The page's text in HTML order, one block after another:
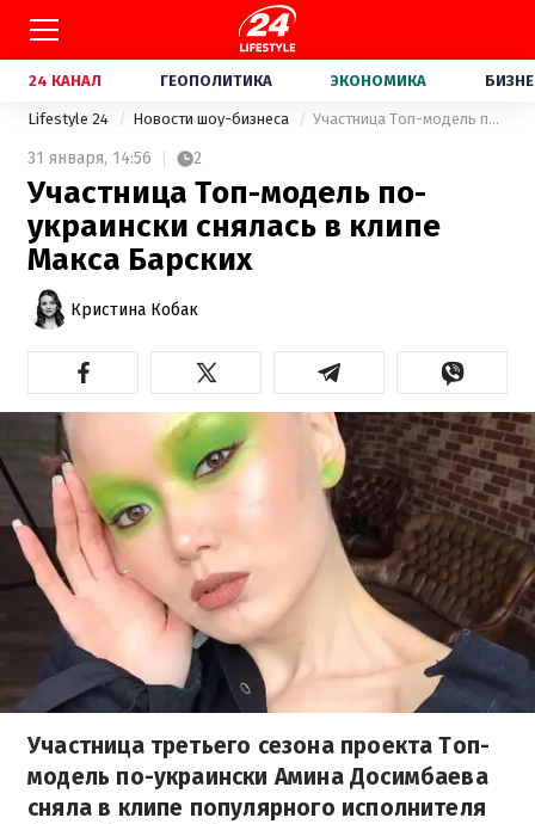
24 КАНАЛ ГЕОПОЛИТИКА ЭКОНОМИКА
Lifestyle 24 Новости шоу-бизнеса Участница Топ-модель по-украински снялась в клипе Макса Барских
31 января, 14:56 2
Участница Топ-модель по-
украински снялась в клипе
Макса Барских
Кристина Кобак
Участница третьего сезона проекта Топ-
модель по-украински Амина Досимбаева
сняла в клипе популярного исполнителя